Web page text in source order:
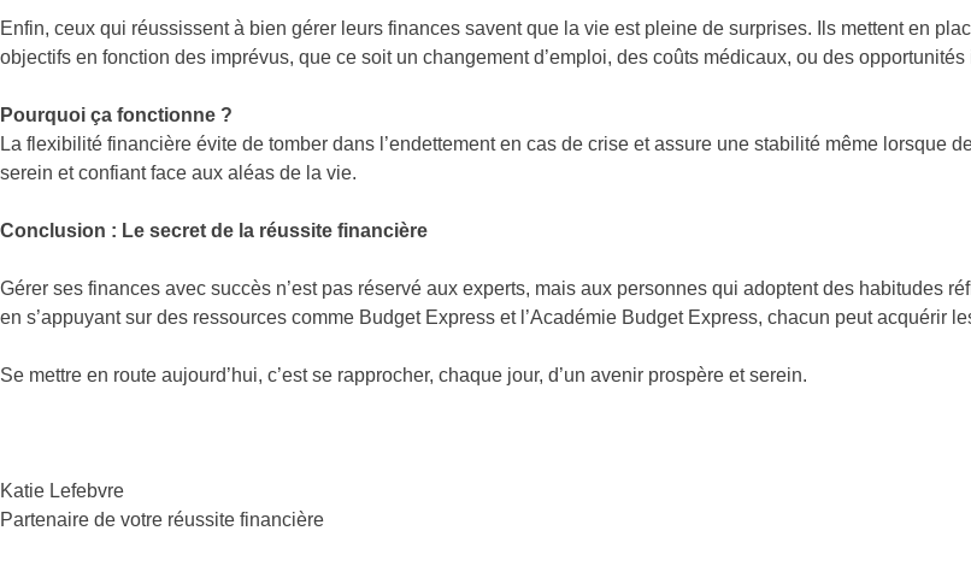
Enfin, ceux qui réussissent à bien gérer leurs finances savent que la vie est pleine de surprises. Ils mettent en
objectifs en fonction des imprévus, que ce soit un changement d’emploi, des coûts médicaux, ou des opportunités
Pourquoi ça fonctionne ?
La flexibilité financière évite de tomber dans l’endettement en cas de crise et assure une stabilité même lorsque
serein et confiant face aux aléas de la vie.
Conclusion : Le secret de la réussite financière
Gérer ses finances avec succès n’est pas réservé aux experts, mais aux personnes qui adoptent des habitudes
en s’appuyant sur des ressources comme Budget Express et l’Académie Budget Express, chacun peut acquérir
Se mettre en route aujourd’hui, c’est se rapprocher, chaque jour, d’un avenir prospère et serein.
Katie Lefebvre
Partenaire de votre réussite financière